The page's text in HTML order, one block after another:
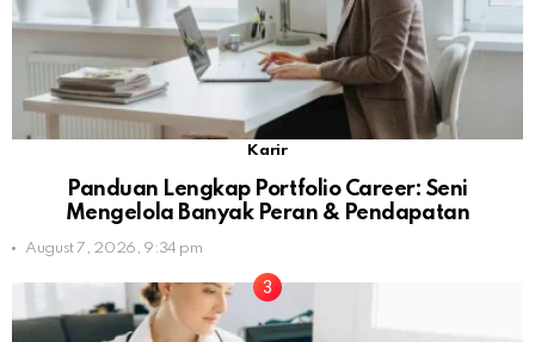
Karir
Panduan Lengkap Portfolio Career: Seni
Mengelola Banyak Peran & Pendapatan
August 7, 2026, 9:34 pm